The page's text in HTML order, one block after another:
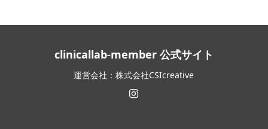
clinicallab-member 公式サイト
運営会社：株式会社CSIcreative